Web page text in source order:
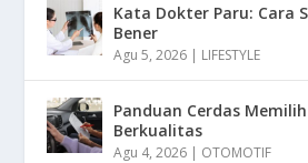
Kata Dokter Paru: Cara
Bener
Agu 5, 2026 | LIFESTYLE
Panduan Cerdas
Berkualitas
Agu 4, 2026 | OTOMOTIF